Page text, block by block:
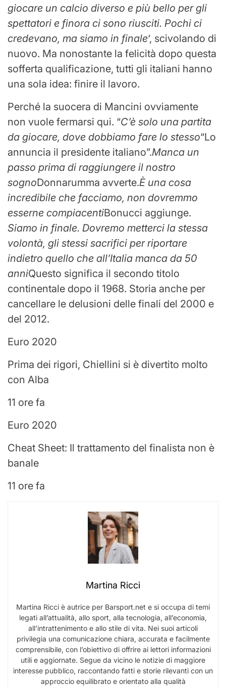
giocare un calcio diverso e più bello per gli
spettatori e finora ci sono riusciti. Pochi ci
credevano, ma siamo in finale‘, scivolando di
nuovo. Ma nonostante la felicità dopo questa
sofferta qualificazione, tutti gli italiani hanno
una sola idea: finire il lavoro.
Perché la suocera di Mancini ovviamente
non vuole fermarsi qui. “C’è solo una partita
da giocare, dove dobbiamo fare lo stesso“Lo
annuncia il presidente italiano”.Manca un
passo prima di raggiungere il nostro
sognoDonnarumma avverte.È una cosa
incredibile che facciamo, non dovremmo
esserne compiacentiBonucci aggiunge.
Siamo in finale. Dovremo metterci la stessa
volontà, gli stessi sacrifici per riportare
indietro quello che all’Italia manca da 50
anniQuesto significa il secondo titolo
continentale dopo il 1968. Storia anche per
cancellare le delusioni delle finali del 2000 e
del 2012.
Euro 2020
Prima dei rigori, Chiellini si è divertito molto
con Alba
11 ore fa
Euro 2020
Cheat Sheet: Il trattamento del finalista non è
banale
11 ore fa
Martina Ricci
Martina Ricci è autrice per Barsport.net e si occupa di temi
legati all’attualità, allo sport, alla tecnologia, all’economia,
all’intrattenimento e allo stile di vita. Nei suoi articoli
privilegia una comunicazione chiara, accurata e facilmente
comprensibile, con l’obiettivo di offrire ai lettori informazioni
utili e aggiornate. Segue da vicino le notizie di maggiore
interesse pubblico, raccontando fatti e storie rilevanti con un
approccio equilibrato e orientato alla qualità